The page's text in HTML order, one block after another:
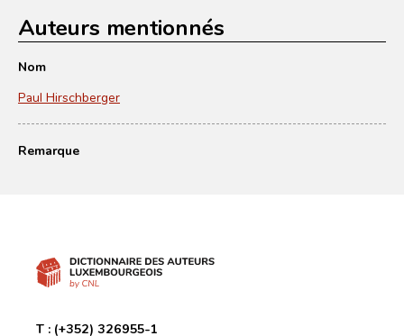
Auteurs mentionnés
Nom
Paul Hirschberger
Remarque
T : (+352) 326955-1